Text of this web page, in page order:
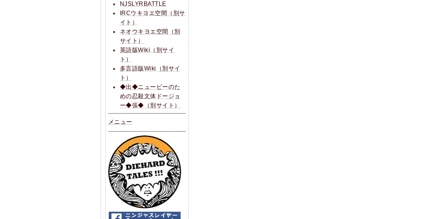
NJSLYRBATTLE
IRCウキヨエ空間（別サ
イト）
ネオウキヨエ空間（別
サイト）
英語版Wiki（別サイ
ト）
多言語版Wiki（別サイ
ト）
◆出◆ニュービーのた
めの忍殺文体ドージョ
ー◆張◆（別サイト）
メニュー